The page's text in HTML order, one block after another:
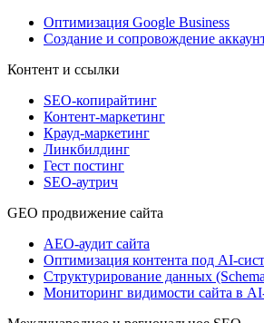
Оптимизация Google Business
Создание и сопровождение
Контент и ссылки
SEO-копирайтинг
Контент-маркетинг
Крауд-маркетинг
Линкбилдинг
Гест постинг
SEO-аутрич
GEO продвижение сайта
AEO-аудит сайта
Оптимизация контента под AI-
Структурирование данных
Мониторинг видимости сайта в